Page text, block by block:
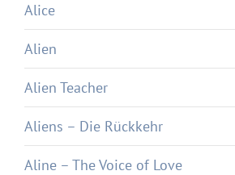
Alice
Alien
Alien Teacher
Aliens – Die Rückkehr
Aline – The Voice of Love